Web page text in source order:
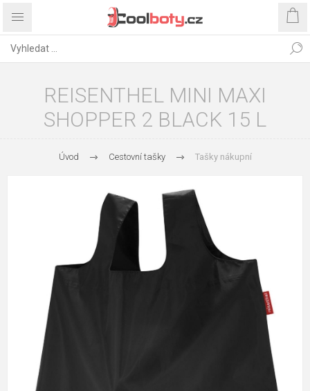
REISENTHEL MINI MAXI
SHOPPER 2 BLACK 15 L
Úvod Cestovní tašky Tašky nákupní